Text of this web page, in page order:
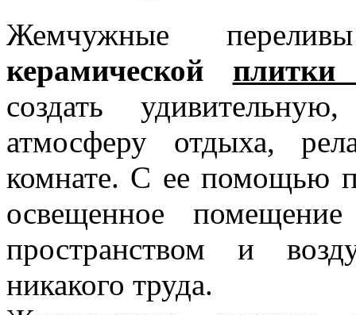
Жемчужные
керамической плитки
создать
атмосферу отдыха,
комнате. С ее помощью
освещенное
пространством и
никакого труда.